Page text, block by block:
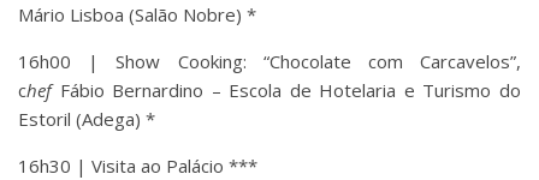
Mário Lisboa (Salão Nobre) *
16h00 | Show Cooking: “Chocolate com Carcavelos”,
chefFábio Bernardino – Escola de Hotelaria e Turismo do
Estoril (Adega) *
16h30 | Visita ao Palácio ***